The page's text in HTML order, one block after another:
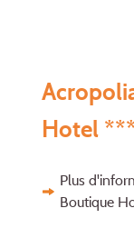
Hotel
Plus
Boutique